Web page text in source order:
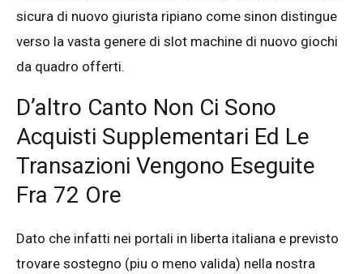
sicura di nuovo giurista ripiano come sinon distingue
verso la vasta genere di slot machine di nuovo giochi
da quadro offerti.
D’altro Canto Non Ci Sono
Acquisti Supplementari Ed Le
Transazioni Vengono Eseguite
Fra 72 Ore
Dato che infatti nei portali in liberta italiana e previsto
trovare sostegno (piu o meno valida) nella nostra